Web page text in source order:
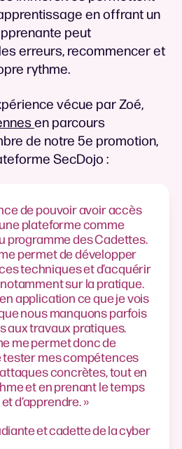
en offrant un
peut
erreurs, recommencer et
rythme.
vécue par Zoé,
en parcours
de notre 5e promotion,
SecDojo :
de pouvoir avoir accès
plateforme comme
programme des Cadettes.
permet de développer
techniques et d’acquérir
sur la pratique.
application ce que je vois
nous manquons parfois
aux travaux pratiques.
me permet donc de
tester mes compétences
concrètes, tout en
et en prenant le temps
d’apprendre. »
et cadette de la cyber